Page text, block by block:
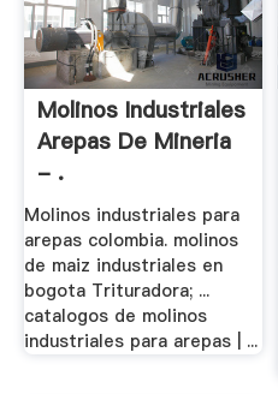
Molinos Industriales
Arepas De Mineria
- .
Molinos industriales para
arepas colombia. molinos
de maiz industriales en
bogota Trituradora; ...
catalogos de molinos
industriales para arepas | ...